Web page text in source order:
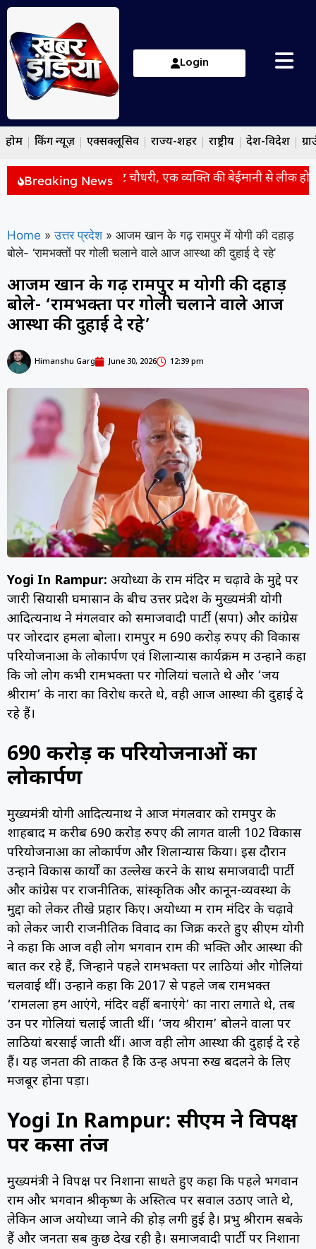
Login
होम ब्रेकिंग न्यूज़ एक्सक्लूसिव राज्य-शहर राष्ट्रीय देश-विदेश
Breaking News
सुधार पर बोले सम्राट चौधरी, एक व्यक्ति की बेईमानी से लीक हो
Home » उत्तर प्रदेश » आजम खान के गढ़ रामपुर में योगी की दहाड़
बोले- ‘रामभक्तों पर गोली चलाने वाले आज आस्था की दुहाई दे रहे’
आजम खान के गढ़ रामपुर में योगी की दहाड़
बोले- ‘रामभक्तों पर गोली चलाने वाले आज
आस्था की दुहाई दे रहे’
Himanshu Garg June 30, 2026 12:39 pm
Yogi In Rampur: अयोध्या के राम मंदिर में चढ़ावे के मुद्दे पर
जारी सियासी घमासान के बीच उत्तर प्रदेश के मुख्यमंत्री योगी
आदित्यनाथ ने मंगलवार को समाजवादी पार्टी (सपा) और कांग्रेस
पर जोरदार हमला बोला। रामपुर में 690 करोड़ रुपए की विकास
परियोजनाओं के लोकार्पण एवं शिलान्यास कार्यक्रम में उन्होंने कहा
कि जो लोग कभी रामभक्तों पर गोलियां चलाते थे और ‘जय
श्रीराम’ के नारों का विरोध करते थे, वही आज आस्था की दुहाई दे
रहे हैं।
690 करोड़ की परियोजनाओं का
लोकार्पण
मुख्यमंत्री योगी आदित्यनाथ ने आज मंगलवार को रामपुर के
शाहबाद में करीब 690 करोड़ रुपए की लागत वाली 102 विकास
परियोजनाओं का लोकार्पण और शिलान्यास किया। इस दौरान
उन्होंने विकास कार्यों का उल्लेख करने के साथ समाजवादी पार्टी
और कांग्रेस पर राजनीतिक, सांस्कृतिक और कानून-व्यवस्था के
मुद्दों को लेकर तीखे प्रहार किए। अयोध्या में राम मंदिर के चढ़ावे
को लेकर जारी राजनीतिक विवाद का जिक्र करते हुए सीएम योगी
ने कहा कि आज वही लोग भगवान राम की भक्ति और आस्था की
बात कर रहे हैं, जिन्होंने पहले रामभक्तों पर लाठियां और गोलियां
चलवाई थीं। उन्होंने कहा कि 2017 से पहले जब रामभक्त
‘रामलला हम आएंगे, मंदिर वहीं बनाएंगे’ का नारा लगाते थे, तब
उन पर गोलियां चलाई जाती थीं। ‘जय श्रीराम’ बोलने वालों पर
लाठियां बरसाई जाती थीं। आज वही लोग आस्था की दुहाई दे रहे
हैं। यह जनता की ताकत है कि उन्हें अपना रुख बदलने के लिए
मजबूर होना पड़ा।
Yogi In Rampur: सीएम ने विपक्ष
पर कसा तंज
मुख्यमंत्री ने विपक्ष पर निशाना साधते हुए कहा कि पहले भगवान
राम और भगवान श्रीकृष्ण के अस्तित्व पर सवाल उठाए जाते थे,
लेकिन आज अयोध्या जाने की होड़ लगी हुई है। प्रभु श्रीराम सबके
हैं और जनता सब कुछ देख रही है। समाजवादी पार्टी पर निशाना